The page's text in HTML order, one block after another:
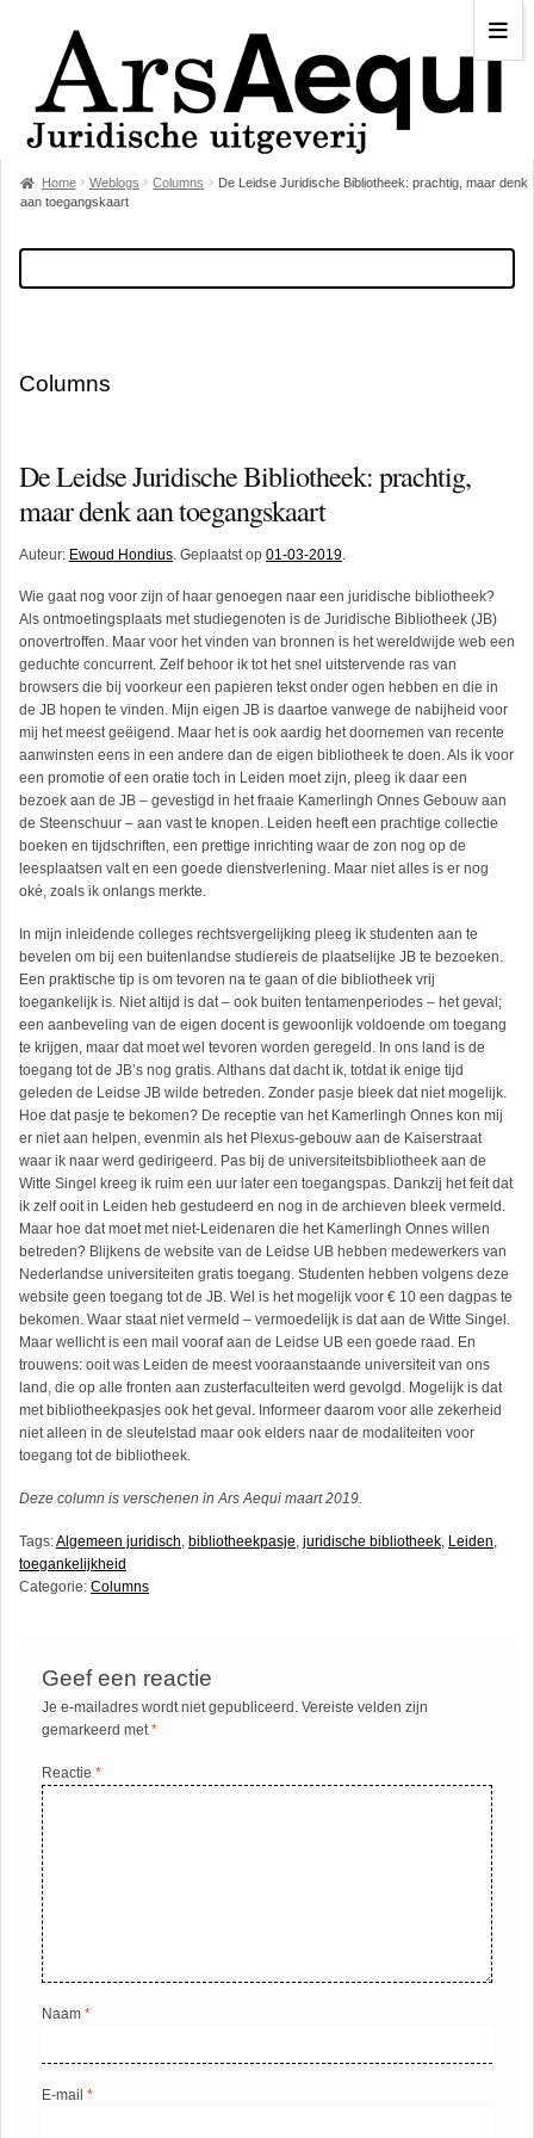
Home Weblogs Columns
De Leidse Juridische Bibliotheek: prachtig, maar denk
aan toegangskaart
Columns
De Leidse Juridische Bibliotheek: prachtig,
maar denk aan toegangskaart
Auteur: Ewoud Hondius. Geplaatst op 01-03-2019.
Wie gaat nog voor zijn of haar genoegen naar een juridische bibliotheek?
Als ontmoetings­plaats met studiegenoten is de Juridische Bibliotheek (JB)
onovertroffen. Maar voor het vinden van bronnen is het wereldwijde web een
geduchte concurrent. Zelf behoor ik tot het snel uitstervende ras van
browsers die bij voorkeur een papieren tekst onder ogen hebben en die in
de JB hopen te vinden. Mijn eigen JB is daartoe vanwege de nabijheid voor
mij het meest geëigend. Maar het is ook aardig het doornemen van recente
aanwinsten eens in een andere dan de eigen bibliotheek te doen. Als ik voor
een promotie of een oratie toch in Leiden moet zijn, pleeg ik daar een
bezoek aan de JB – gevestigd in het fraaie Kamerlingh Onnes Gebouw aan
de Steenschuur – aan vast te knopen. Leiden heeft een prachtige collectie
boeken en tijdschriften, een prettige inrichting waar de zon nog op de
leesplaatsen valt en een goede dienstverlening. Maar niet alles is er nog
oké, zoals ik onlangs merkte.
In mijn inleidende colleges rechtsvergelijking pleeg ik studenten aan te
bevelen om bij een buitenlandse studiereis de plaatselijke JB te bezoeken.
Een praktische tip is om tevoren na te gaan of die bibliotheek vrij
toegankelijk is. Niet altijd is dat – ook buiten tentamenperiodes – het geval;
een aanbeveling van de eigen docent is gewoonlijk voldoende om toegang
te krijgen, maar dat moet wel tevoren worden geregeld. In ons land is de
toegang tot de JB’s nog gratis. Althans dat dacht ik, totdat ik enige tijd
geleden de Leidse JB wilde betreden. Zonder pasje bleek dat niet mogelijk.
Hoe dat pasje te bekomen? De receptie van het Kamerlingh Onnes kon mij
er niet aan helpen, evenmin als het Plexus-gebouw aan de Kaiserstraat
waar ik naar werd gedirigeerd. Pas bij de universiteitsbibliotheek aan de
Witte Singel kreeg ik ruim een uur later een toegangspas. Dankzij het feit dat
ik zelf ooit in Leiden heb gestudeerd en nog in de archieven bleek vermeld.
Maar hoe dat moet met niet-Leidenaren die het Kamerlingh Onnes willen
betreden? Blijkens de website van de Leidse UB hebben medewerkers van
Nederlandse universiteiten gratis toegang. Studenten hebben volgens deze
website geen toegang tot de JB. Wel is het mogelijk voor € 10 een dagpas te
bekomen. Waar staat niet vermeld – vermoedelijk is dat aan de Witte Singel.
Maar wellicht is een mail vooraf aan de Leidse UB een goede raad. En
trouwens: ooit was Leiden de meest vooraanstaande universiteit van ons
land, die op alle fronten aan zusterfaculteiten werd gevolgd. Mogelijk is dat
met bibliotheekpasjes ook het geval. Informeer daarom voor alle zekerheid
niet alleen in de sleutelstad maar ook elders naar de modaliteiten voor
toegang tot de bibliotheek.
Deze column is verschenen in Ars Aequi maart 2019.
Tags:Algemeen juridisch, bibliotheekpasje, juridische bibliotheek, Leiden,
toegankelijkheid
Categorie: Columns
Geef een reactie
Je e-mailadres wordt niet gepubliceerd. Vereiste velden zijn
gemarkeerd met*
Reactie*
Naam*
E-mail*